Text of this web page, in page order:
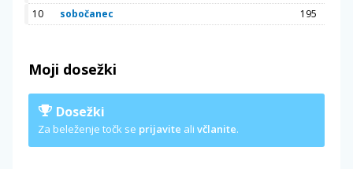
10
sobočanec 195
Moji dosežki
Dosežki
Za beleženje točk se prijavite ali včlanite.